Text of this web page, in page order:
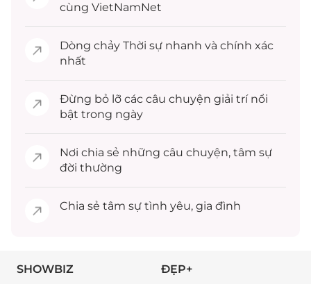
cùng VietNamNet
Dòng chảy Thời sự nhanh và chính xác
nhất
Đừng bỏ lỡ các câu chuyện giải trínổi
bật trong ngày
Nơi chia sẻ những câu chuyện, tâm sự
đời thường
Chia sẻ tâm sự tình yêu, gia đình
SHOWBIZ ĐẸP+